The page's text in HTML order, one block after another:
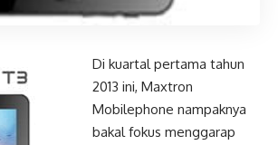
Di kuartal pertama tahun
2013 ini, Maxtron
Mobilephone nampaknya
bakal fokus menggarap